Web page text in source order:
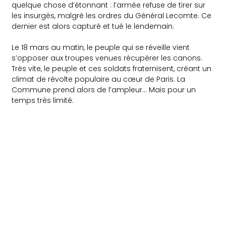
quelque chose d’étonnant : l’armée refuse de tirer sur
les insurgés, malgré les ordres du Général Lecomte. Ce
dernier est alors capturé et tué le lendemain.
Le 18 mars au matin, le peuple qui se réveille vient
s’opposer aux troupes venues récupérer les canons.
Très vite, le peuple et ces soldats fraternisent, créant un
climat de révolte populaire au cœur de Paris. La
Commune prend alors de l’ampleur… Mais pour un
temps très limité.